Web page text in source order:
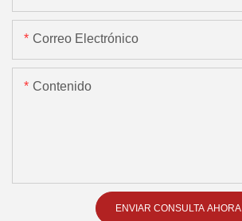
Correo Electrónico
Contenido
ENVIAR CONSULTA AHORA